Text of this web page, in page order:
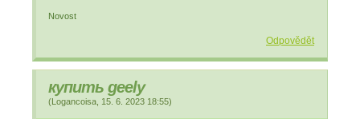
Novost
Odpovědět
купить geely
(Logancoisa 15. 6. 2023 18:55)